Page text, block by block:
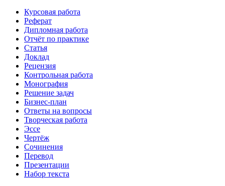
Курсовая работа
Реферат
Дипломная работа
Отчёт по практике
Статья
Доклад
Рецензия
Контрольная работа
Монография
Решение задач
Бизнес-план
Ответы на вопросы
Творческая работа
Эссе
Чертёж
Сочинения
Перевод
Презентации
Набор текста